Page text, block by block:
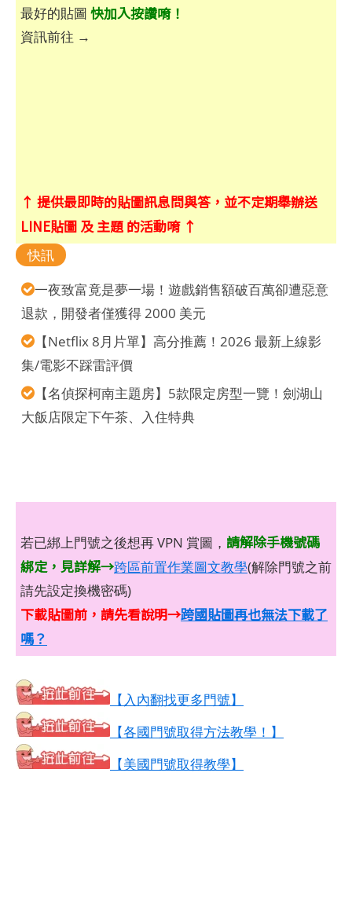
快加入按讚唷！
最好的貼圖
資訊前往 →
↑ 提供最即時的貼圖訊息問與答，並不定期舉辦送
LINE貼圖 及 主題 的活動唷 ↑
快訊
一夜致富竟是夢一場！遊戲銷售額破百萬卻遭惡意
退款，開發者僅獲得 2000 美元
【Netflix 8月片單】高分推薦！2026 最新上線影
集/電影不踩雷評價
【名偵探柯南主題房】5款限定房型一覽！劍湖山
大飯店限定下午茶、入住特典
若已綁上門號之後想再 VPN 賞圖， 請解除手機號碼
綁定，見詳解→跨區前置作業圖文教學(解除門號之前
請先設定換機密碼)
下載貼圖前，請先看說明→跨國貼圖再也無法下載了
嗎？
【入內翻找更多門號】
【各國門號取得方法教學！】
【美國門號取得教學】